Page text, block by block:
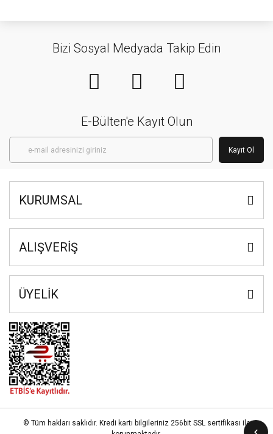
Bizi Sosyal Medyada Takip Edin
E-Bülten'e Kayıt Olun
Kayıt Ol
KURUMSAL
ALIŞVERİŞ
ÜYELİK
© Tüm hakları saklıdır. Kredi kartı bilgileriniz 256bit SSL sertifikası ile